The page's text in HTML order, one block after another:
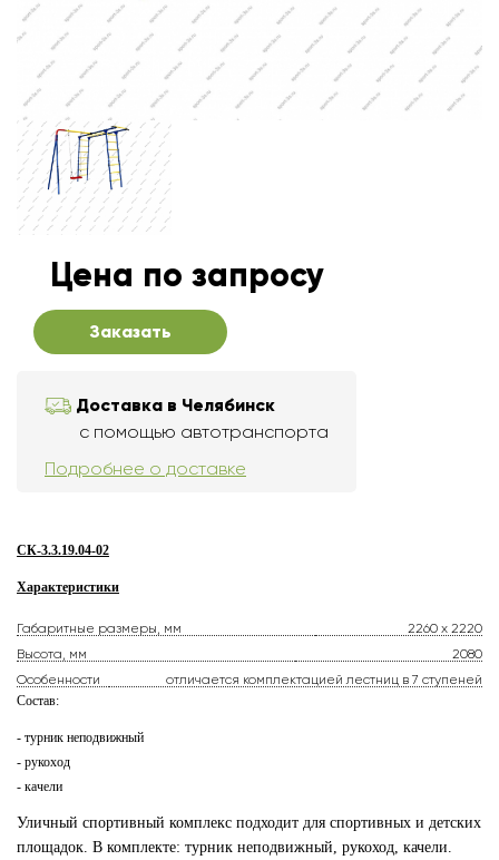
Цена по запросу
Заказать
Доставка в Челябинск
с помощью автотранспорта
Подробнее о доставке
СК-3.3.19.04-02
Характеристики
Габаритные размеры, мм
2260 x 2220
Высота, мм
2080
Особенности
отличается комплектацией лестниц в 7 ступеней
Состав:
- турник неподвижный
- рукоход
- качели
Уличный спортивный комплекс подходит для спортивных и детских
площадок. В комплекте: турник неподвижный, рукоход, качели.